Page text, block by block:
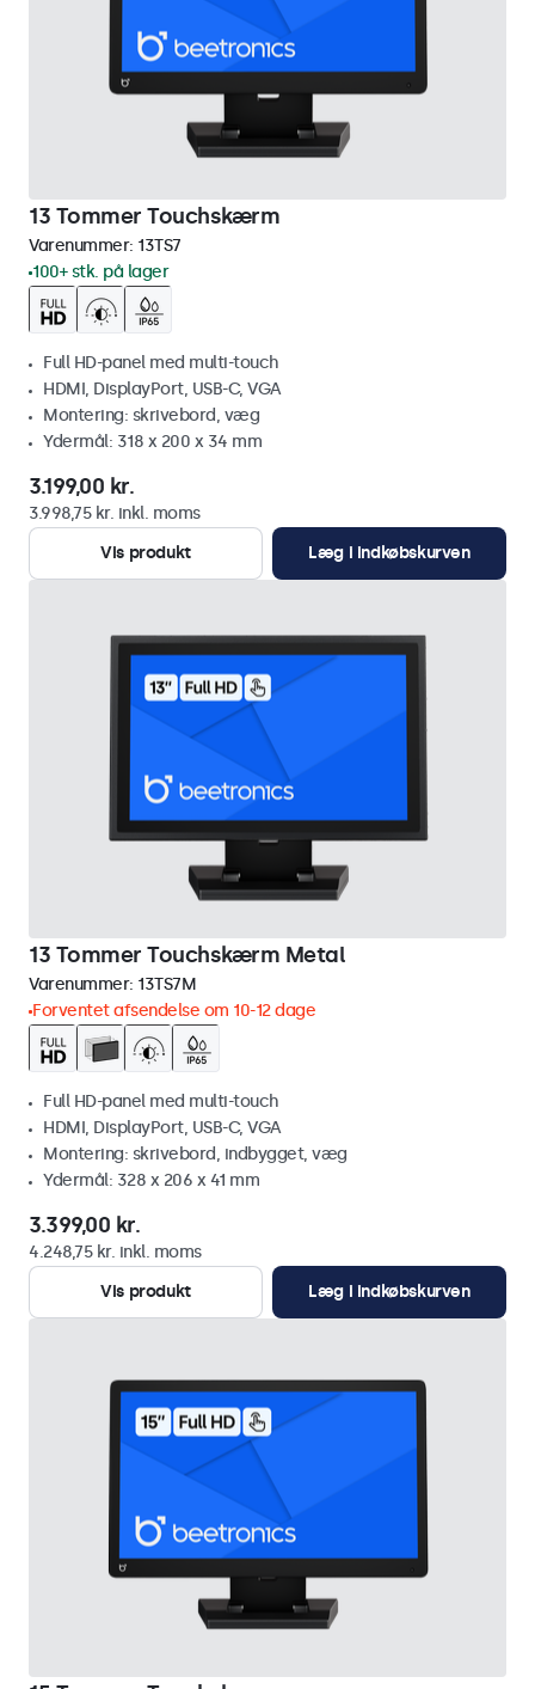
13 Tommer Touchskærm
Varenummer: 13TS7
100+ stk. på lager
Full HD-panel med multi-touch
HDMI, DisplayPort, USB-C, VGA
Montering: skrivebord, væg
Ydermål: 318 x 200 x 34 mm
3.199,00 kr.
3.998,75 kr. inkl. moms
Vis produkt
Læg i indkøbskurven
13 Tommer Touchskærm Metal
Varenummer: 13TS7M
Forventet afsendelse om 10-12 dage
Full HD-panel med multi-touch
HDMI, DisplayPort, USB-C, VGA
Montering: skrivebord, indbygget, væg
Ydermål: 328 x 206 x 41 mm
3.399,00 kr.
4.248,75 kr. inkl. moms
Vis produkt
Læg i indkøbskurven